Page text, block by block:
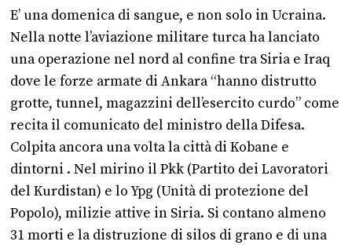
E’ una domenica di sangue, e non solo in Ucraina.
Nella notte l’aviazione militare turca ha lanciato
una operazione nel nord al confine tra Siria e Iraq
dove le forze armate di Ankara “hanno distrutto
grotte, tunnel, magazzini dell’esercito curdo” come
recita il comunicato del ministro della Difesa.
Colpita ancora una volta la città di Kobane e
dintorni . Nel mirino il Pkk (Partito dei Lavoratori
del Kurdistan) e lo Ypg (Unità di protezione del
Popolo), milizie attive in Siria. Si contano almeno
31 morti e la distruzione di silos di grano e di una